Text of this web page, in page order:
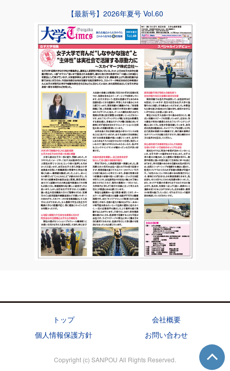
【最新号】2026年夏号 Vol.60
トップ
会社概要
個人情報保護方針
お問い合わせ
Copyright (c) SANPOU All Rights Reserved.